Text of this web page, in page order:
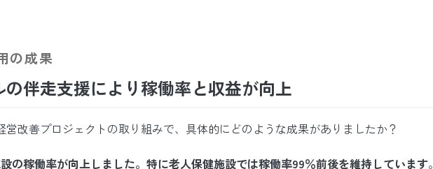
の成果
の伴走支援により稼働率と収益が向上
営改善プロジェクトの取り組みで、具体的にどのような成果がありましたか？
の稼働率が向上しました。特に老人保健施設では稼働率99％前後を維持しています。